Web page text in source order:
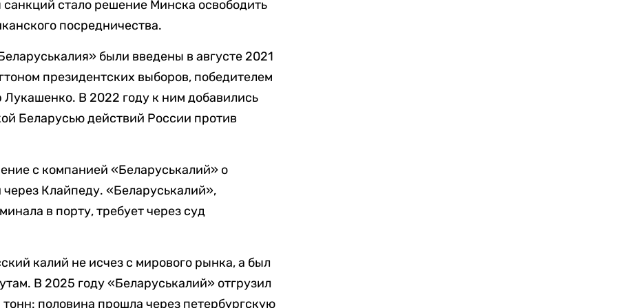
стало решение Минска освободить
посредничества.
были введены в августе 2021
президентских выборов, победителем
В 2022 году к ним добавились
Беларусью действий России против
с компанией «Беларуськалий» о
Клайпеду. «Беларуськалий»,
в порту, требует через суд
калий не исчез с мирового рынка, а был
В 2025 году «Беларуськалий» отгрузил
половина прошла через петербургскую